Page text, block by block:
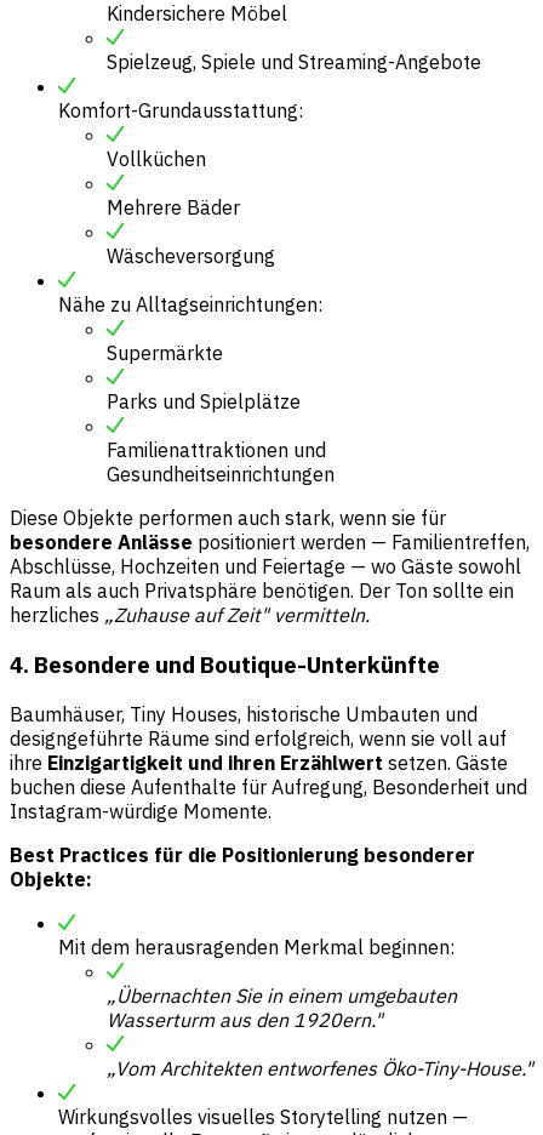
Kindersichere Möbel
Spielzeug, Spiele und Streaming-Angebote
Komfort-Grundausstattung:
Vollküchen
Mehrere Bäder
Wäscheversorgung
Nähe zu Alltagseinrichtungen:
Supermärkte
Parks und Spielplätze
Familienattraktionen und
Gesundheitseinrichtungen
Diese Objekte performen auch stark, wenn sie für
besondere Anlässe positioniert werden — Familientreffen,
Abschlüsse, Hochzeiten und Feiertage — wo Gäste sowohl
Raum als auch Privatsphäre benötigen. Der Ton sollte ein
herzliches „Zuhause auf Zeit" vermitteln.
4. Besondere und Boutique-Unterkünfte
Baumhäuser, Tiny Houses, historische Umbauten und
designgeführte Räume sind erfolgreich, wenn sie voll auf
ihre Einzigartigkeit und ihren Erzählwert setzen. Gäste
buchen diese Aufenthalte für Aufregung, Besonderheit und
Instagram-würdige Momente.
Best Practices für die Positionierung besonderer
Objekte:
Mit dem herausragenden Merkmal beginnen:
„Übernachten Sie in einem umgebauten
Wasserturm aus den 1920ern."
„Vom Architekten entworfenes Öko-Tiny-House."
Wirkungsvolles visuelles Storytelling nutzen —